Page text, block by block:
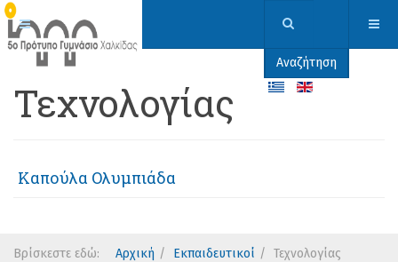
Αναζήτηση
Τεχνολογίας
Καπούλα Ολυμπιάδα
Βρίσκεστε εδώ: Αρχική Εκπαιδευτικοί Τεχνολογίας